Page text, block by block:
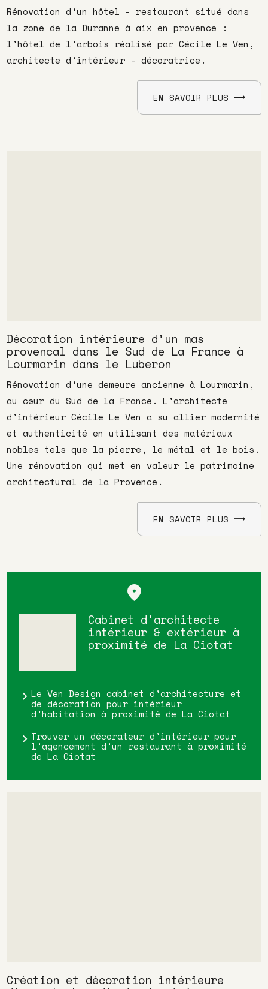
Rénovation d'un hôtel - restaurant situé dans
la zone de la Duranne à aix en provence :
l'hôtel de l'arbois réalisé par Cécile Le Ven,
architecte d'intérieur - décoratrice.
EN SAVOIR PLUS
Décoration intérieure d'un mas
provencal dans le Sud de La France à
Lourmarin dans le Luberon
Rénovation d'une demeure ancienne à Lourmarin,
au cœur du Sud de la France. L'architecte
d'intérieur Cécile Le Ven a su allier modernité
et authenticité en utilisant des matériaux
nobles tels que la pierre, le métal et le bois.
Une rénovation qui met en valeur le patrimoine
architectural de la Provence.
EN SAVOIR PLUS
Cabinet d'architecte
intérieur & extérieur à
proximité de La Ciotat
Le Ven Design cabinet d'architecture et
de décoration pour intérieur
d'habitation à proximité de La Ciotat
Trouver un décorateur d'intérieur pour
l'agencement d'un restaurant à proximité
de La Ciotat
Création et décoration intérieure